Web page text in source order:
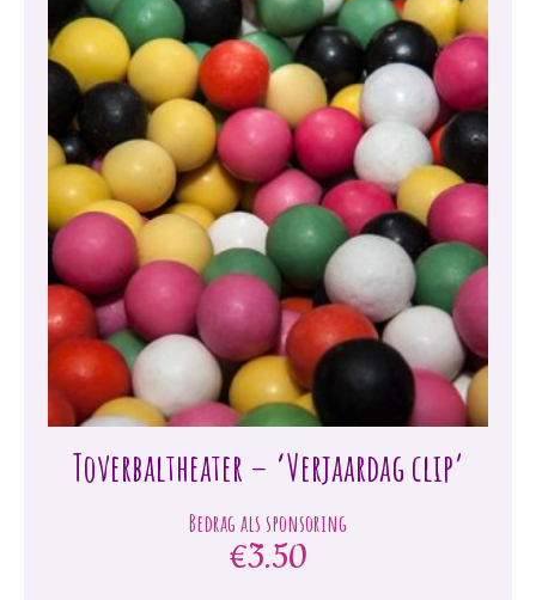
Toverbaltheater – ‘Verjaardag clip’
€3.50